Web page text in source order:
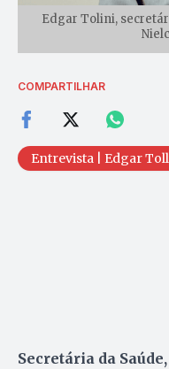
Edgar Tolini,
COMPARTILHAR
Entrevista | Edgar
Secretária da